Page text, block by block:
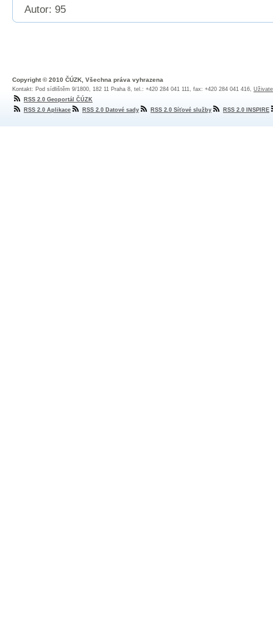
Autor: 95
Copyright © 2010 ČÚZK, Všechna práva vyhrazena
Kontakt: Pod sídlištěm 9/1800, 182 11 Praha 8, tel.: +420 284 041 111, fax: +420 284 041 416,
RSS 2.0 Geoportál ČÚZK
RSS 2.0 Aplikace
RSS 2.0 Datové sady RSS 2.0 Síťové služby RSS 2.0 INSPIRE